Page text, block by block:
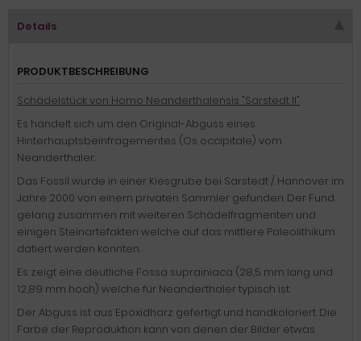
Details
PRODUKTBESCHREIBUNG
Schädelstück von Homo Neanderthalensis "Sarstedt II"
Es handelt sich um den Original-Abguss eines
Hinterhauptsbeinfragementes (Os occipitale) vom
Neanderthaler.
Das Fossil wurde in einer Kiesgrube bei Sarstedt / Hannover im
Jahre 2000 von einem privaten Sammler gefunden. Der Fund
gelang zusammen mit weiteren Schädelfragmenten und
einigen Steinartefakten welche auf das mittlere Paleolithikum
datiert werden konnten.
Es zeigt eine deutliche Fossa suprainiaca (28,5 mm lang und
12,89 mm hoch) welche für Neanderthaler typisch ist.
Der Abguss ist aus Epoxidharz gefertigt und handkoloriert. Die
Farbe der Reproduktion kann von denen der Bilder etwas